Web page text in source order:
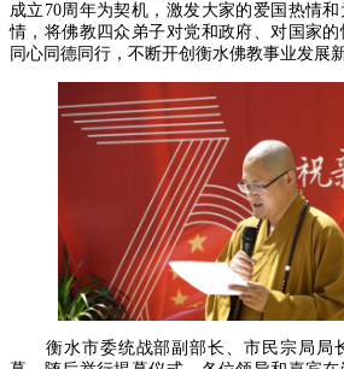
成立70周年为契机，激发大家的爱国热情
情，将佛教四众弟子对党和政府、对国家
同心同德同行，不断开创衡水佛教事业发展
衡水市委统战部副部长、市民宗局局